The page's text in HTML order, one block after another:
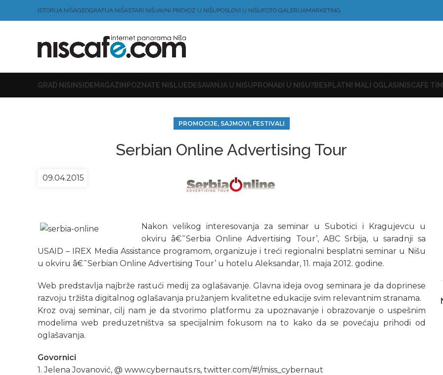
ISTORIJA NIŠAGEOGRAFIJA NIŠASTARI NIŠJAVNI PREVOZ U NIŠUPOSLOVI U NIŠUFOTO GALERIJAMARKETING
GRAD NIŠ INSIDE MAGAZIN POZNATE NIŠLIJE DEŠAVANJA U NIŠU PRONAĐI U NIŠU?BESPLATNI MALI OGLASI NISCAFE TIM
PROMOCIJE, SAJMOVI, FESTIVALI
Serbian Online Advertising Tour
09.04.2015
Nakon velikog interesovanja za seminar u Subotici i Kragujevcu u
okviru â€˜Serbia Online Advertising Tour’, ABC Srbija, u saradnji sa
USAID – IREX Media Assistance programom, organizuje i treći regionalni besplatni seminar u Nišu
u okviru â€˜Serbian Online Advertising Tour’ u hotelu Aleksandar, 11. maja 2012. godine.
Web predstavlja najbrže rastući medij za oglašavanje. Glavna ideja ovog seminara je da doprinese
razvoju tržišta digitalnog oglašavanja pružanjem kvalitetne edukacije svim relevantnim stranama.
Kroz ovaj seminar, cilj nam je da stvorimo platformu za upoznavanje i obrazovanje o uspešnim
modelima web preduzetništva sa specijalnim fokusom na to kako da se povećaju prihodi od
oglašavanja.
Govornici
1. Jelena Jovanović, @ www.cybernauts.rs, twitter.com/#!/miss_cybernaut